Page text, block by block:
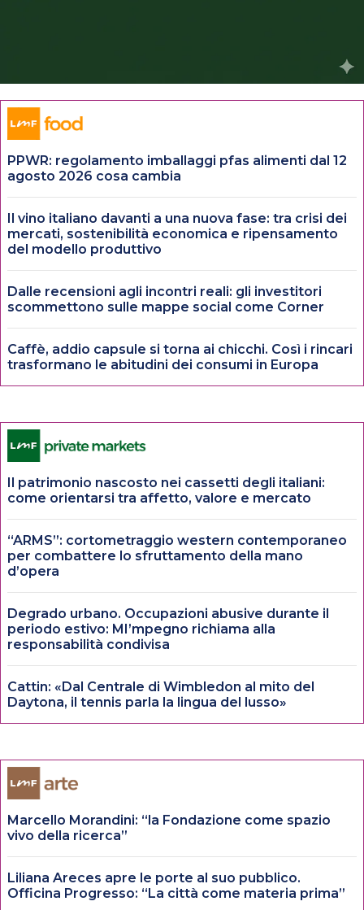
PPWR: regolamento imballaggi pfas alimenti dal 12
agosto 2026 cosa cambia
Il vino italiano davanti a una nuova fase: tra crisi dei
mercati, sostenibilità economica e ripensamento
del modello produttivo
Dalle recensioni agli incontri reali: gli investitori
scommettono sulle mappe social come Corner
Caffè, addio capsule si torna ai chicchi. Così i rincari
trasformano le abitudini dei consumi in Europa
Il patrimonio nascosto nei cassetti degli italiani:
come orientarsi tra affetto, valore e mercato
“ARMS”: cortometraggio western contemporaneo
per combattere lo sfruttamento della mano
d’opera
Degrado urbano. Occupazioni abusive durante il
periodo estivo: MI’mpegno richiama alla
responsabilità condivisa
Cattin: «Dal Centrale di Wimbledon al mito del
Daytona, il tennis parla la lingua del lusso»
Marcello Morandini: “la Fondazione come spazio
vivo della ricerca”
Liliana Areces apre le porte al suo pubblico.
Officina Progresso: “La città come materia prima”